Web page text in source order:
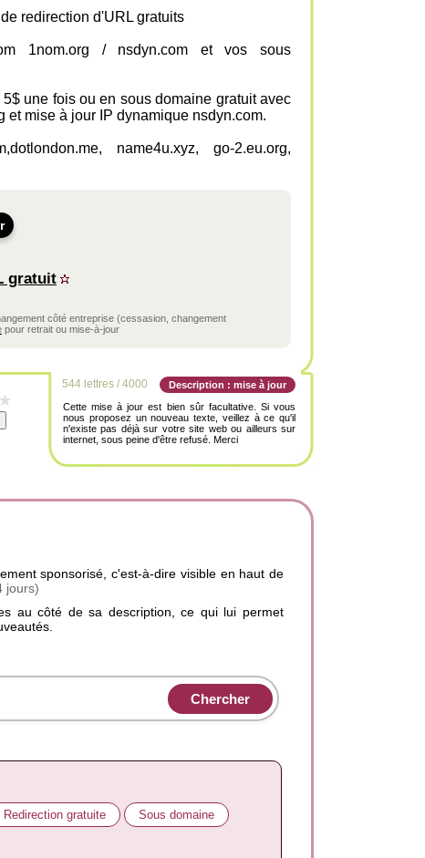
redirection d'URL gratuits
1nom.org / nsdyn.com et vos sous
une fois ou en sous domaine gratuit avec
et mise à jour IP dynamique nsdyn.com.
name4u.xyz, go-2.eu.org,
gratuit
côté entreprise (cessasion, changement
pour retrait ou mise-à-jour
544 lettres / 4000
Description : mise à jour
Cette mise à jour est bien sûr facultative. Si vous
nous proposez un nouveau texte, veillez à ce qu'il
n'existe pas déjà sur votre site web ou ailleurs sur
internet, sous peine d'être refusé. Merci
sponsorisé, c'est-à-dire visible en haut de
jours)
au côté de sa description, ce qui lui permet
Redirection gratuite Sous domaine